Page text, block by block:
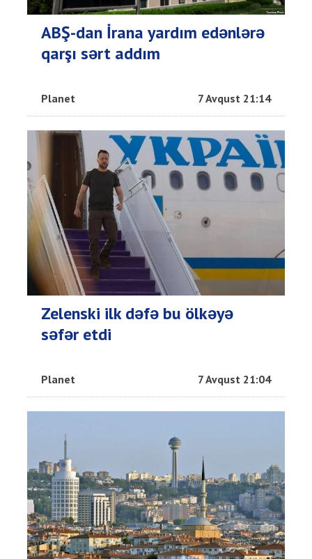
ABŞ-dan İrana yardım edənlərə
qarşı sərt addım
Planet 7 Avqust 21:14
Zelenski ilk dəfə bu ölkəyə
səfər etdi
Planet 7 Avqust 21:04